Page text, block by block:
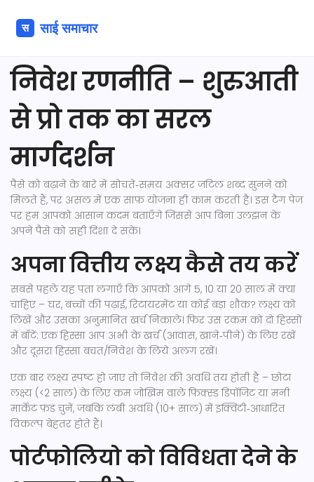
निवेश रणनीति – शुरुआती
से प्रो तक का सरल
मार्गदर्शन
पैसे को बढ़ाने के बारे में सोचते‑समय अक्सर जटिल शब्द सुनने को
मिलते हैं, पर असल में एक साफ़ योजना ही काम करती है। इस टैग पेज
पर हम आपको आसान कदम बताएँगे जिससे आप बिना उलझन के
अपने पैसे को सही दिशा दे सकें।
अपना वित्तीय लक्ष्य कैसे तय करें
सबसे पहले यह पता लगाएँ कि आपको आगे 5, 10 या 20 साल में क्या
चाहिए – घर, बच्चों की पढ़ाई, रिटायरमेंट या कोई बड़ा शौक? लक्ष्य को
लिखें और उसका अनुमानित खर्च निकालें। फिर उस रकम को दो हिस्सों
में बाँटें: एक हिस्सा आप अभी के खर्च (आवास, खाने‑पीने) के लिए रखें
और दूसरा हिस्सा बचत/निवेश के लिये अलग रखें।
एक बार लक्ष्य स्पष्ट हो जाए तो निवेश की अवधि तय होती है – छोटा
लक्ष्य (<2 साल) के लिए कम जोखिम वाले फिक्स्ड डिपॉजिट या मनी
मार्केट फ़ंड चुनें, जबकि लंबी अवधि (10+ साल) में इक्विटी‑आधारित
विकल्प बेहतर होते हैं।
पोर्टफोलियो को विविधता देने के